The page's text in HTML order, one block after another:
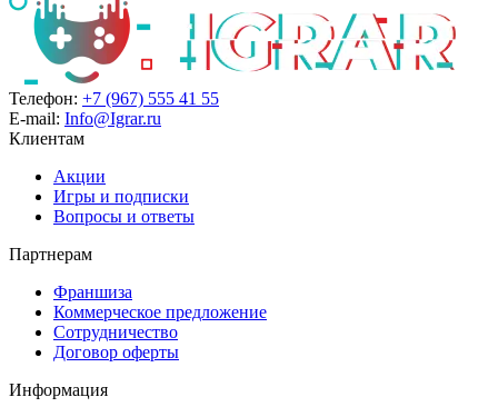
Телефон: +7 (967) 555 41 55
E-mail: Info@Igrar.ru
Клиентам
Акции
Игры и подписки
Вопросы и ответы
Партнерам
Франшиза
Коммерческое предложение
Сотрудничество
Договор оферты
Информация